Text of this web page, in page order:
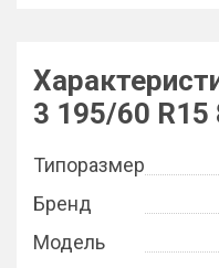
3 195/60 R15
Типоразмер
Бренд
Модель